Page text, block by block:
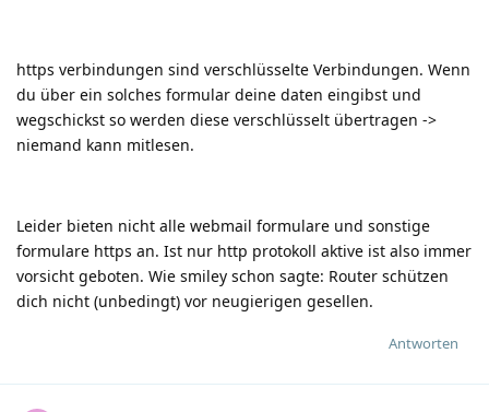
https verbindungen sind verschlüsselte Verbindungen. Wenn
du über ein solches formular deine daten eingibst und
wegschickst so werden diese verschlüsselt übertragen ->
niemand kann mitlesen.
Leider bieten nicht alle webmail formulare und sonstige
formulare https an. Ist nur http protokoll aktive ist also immer
vorsicht geboten. Wie smiley schon sagte: Router schützen
dich nicht (unbedingt) vor neugierigen gesellen.
Antworten